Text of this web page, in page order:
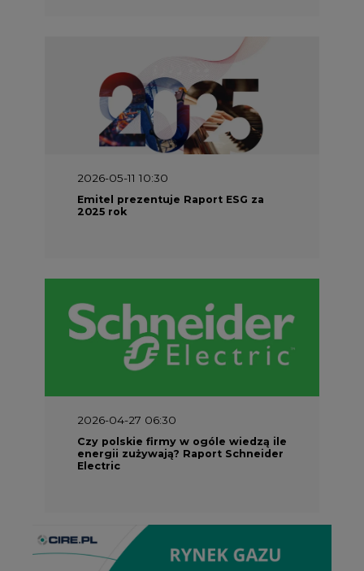
2026-05-11 10:30
Emitel prezentuje Raport ESG za
2025 rok
2026-04-27 06:30
Czy polskie firmy w ogóle wiedzą ile
energii zużywają? Raport Schneider
Electric